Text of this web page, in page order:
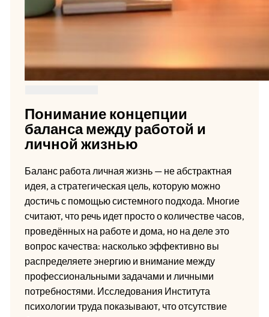
Понимание концепции
баланса между работой и
личной жизнью
Баланс работа личная жизнь — не абстрактная
идея, а стратегическая цель, которую можно
достичь с помощью системного подхода. Многие
считают, что речь идет просто о количестве часов,
проведённых на работе и дома, но на деле это
вопрос качества: насколько эффективно вы
распределяете энергию и внимание между
профессиональными задачами и личными
потребностями. Исследования Института
психологии труда показывают, что отсутствие